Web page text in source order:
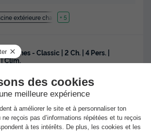
extérieure chauffée
+ 5
- Classic | 2 Ch. | 4 Pers. |
Clim.
336 € 238 €
Voir les hébergements